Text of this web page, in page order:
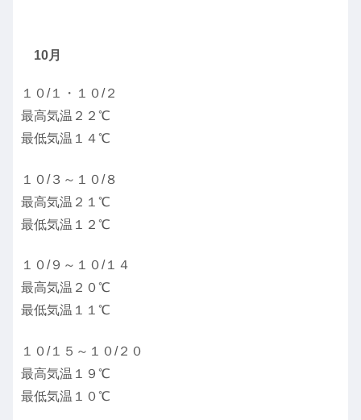
10月
１０/１・１０/２
最高気温２２℃
最低気温１４℃
１０/３～１０/８
最高気温２１℃
最低気温１２℃
１０/９～１０/１４
最高気温２０℃
最低気温１１℃
１０/１５～１０/２０
最高気温１９℃
最低気温１０℃